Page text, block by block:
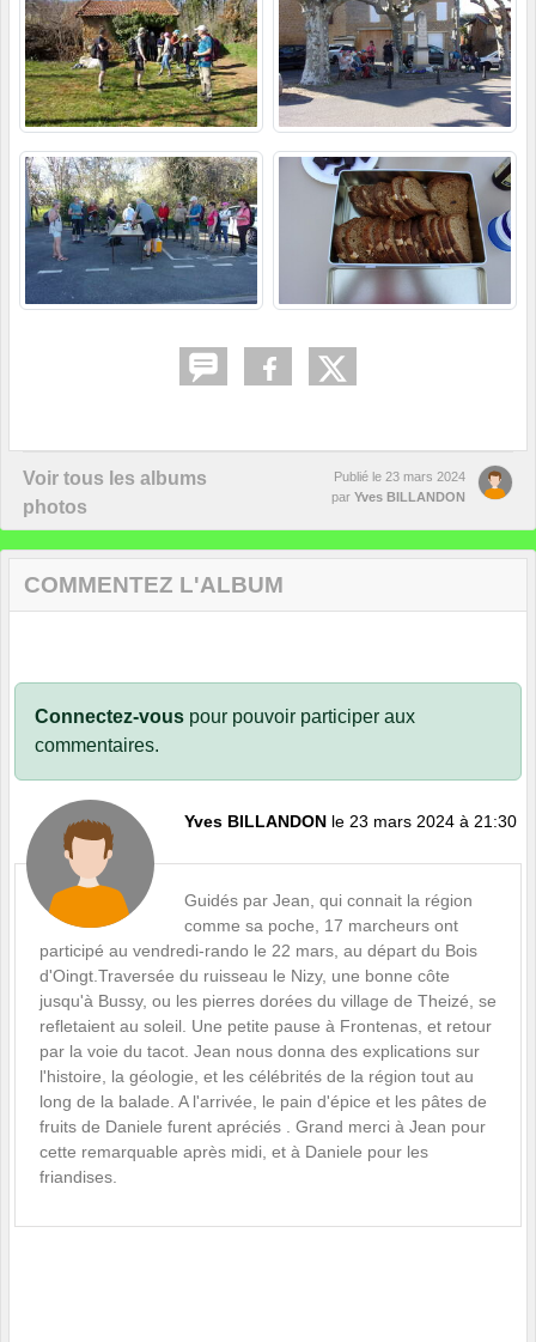
Voir tous les albums
photos
Publié le 23 mars 2024
par Yves BILLANDON
COMMENTEZ L'ALBUM
Connectez-vous pour pouvoir participer aux
commentaires.
Yves BILLANDON le 23 mars 2024 à 21:30
Guidés par Jean, qui connait la région
comme sa poche, 17 marcheurs ont
participé au vendredi-rando le 22 mars, au départ du Bois
d'Oingt.Traversée du ruisseau le Nizy, une bonne côte
jusqu'à Bussy, ou les pierres dorées du village de Theizé, se
refletaient au soleil. Une petite pause à Frontenas, et retour
par la voie du tacot. Jean nous donna des explications sur
l'histoire, la géologie, et les célébrités de la région tout au
long de la balade. A l'arrivée, le pain d'épice et les pâtes de
fruits de Daniele furent apréciés . Grand merci à Jean pour
cette remarquable après midi, et à Daniele pour les
friandises.